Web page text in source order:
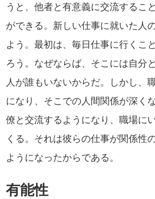
うと、他者と有意義に交流するこ
ができる。新しい仕事に就いた人
よう。最初は、毎日仕事に行くこ
ろう。なぜならば、そこには自分
人が誰もいないからだ。しかし、
になり、そこでの人間関係が深く
僚と交流するようになり、職場に
くる。それは彼らの仕事が関係性
ようになったからである。
有能性